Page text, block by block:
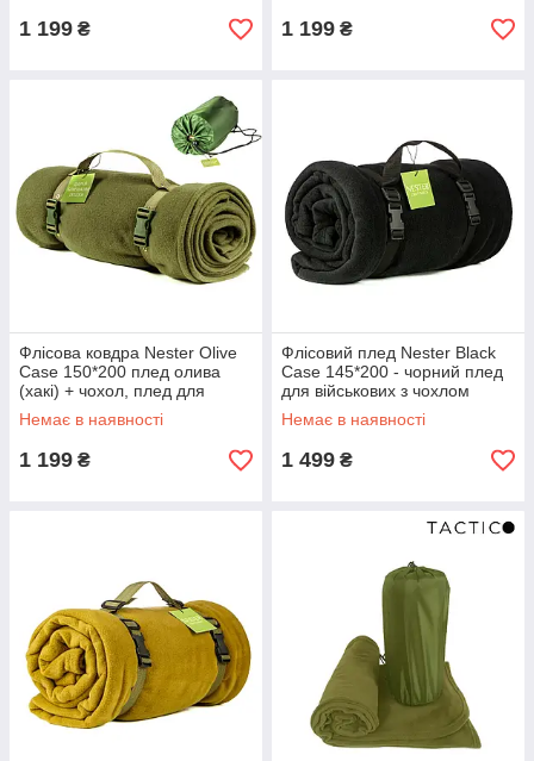
1 199 ₴ 1 199 ₴
Флісова ковдра Nester Olive
Case 150*200 плед олива
(хакі) + чохол, плед для
військових
Немає в наявності
1 199 ₴
Флісовий плед Nester Black
Case 145*200 - чорний плед
для військових з чохлом
Немає в наявності
1 499 ₴